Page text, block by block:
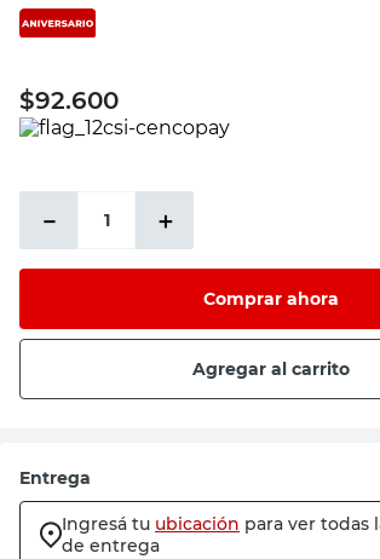
$92.600
＋
－
Comprar ahora
Agregar al carrito
Entrega
Ingresá tu ubicación para ver todas
de entrega